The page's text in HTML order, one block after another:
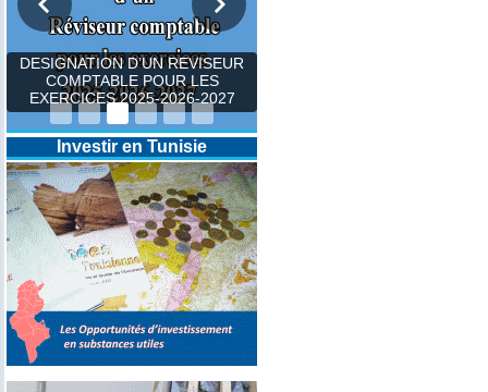
DESIGNATION D’UN REVISEUR
COMPTABLE POUR LES
EXERCICES 2025-2026-2027
Investir en Tunisie